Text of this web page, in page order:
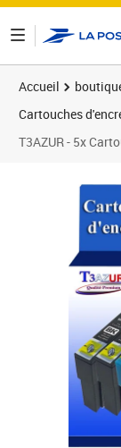
Accueil
Cartouches
T3AZUR - 5x